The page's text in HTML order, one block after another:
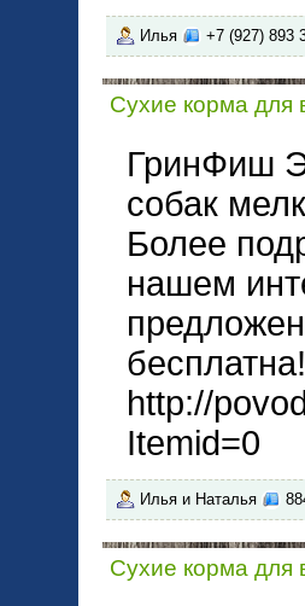
Илья +7 (927) 893
Сухие корма для
ГринФиш
собак
Более
нашем
http://
Itemid=0
Илья и Наталья
Сухие корма для